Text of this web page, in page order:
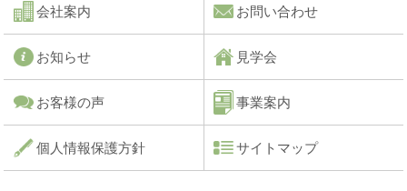
会社案内 お問い合わせ
お知らせ 見学会
お客様の声 事業案内
個人情報保護方針 サイトマップ